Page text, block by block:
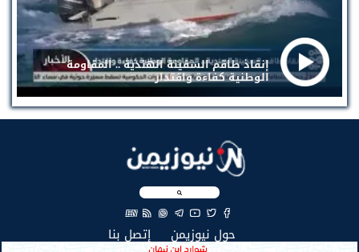
إنقاذ طاقم السفينة الهندية .. المقاومة
الوطنية كفاءة واقتدار
EN
حول نيوزيمن إتصل بنا